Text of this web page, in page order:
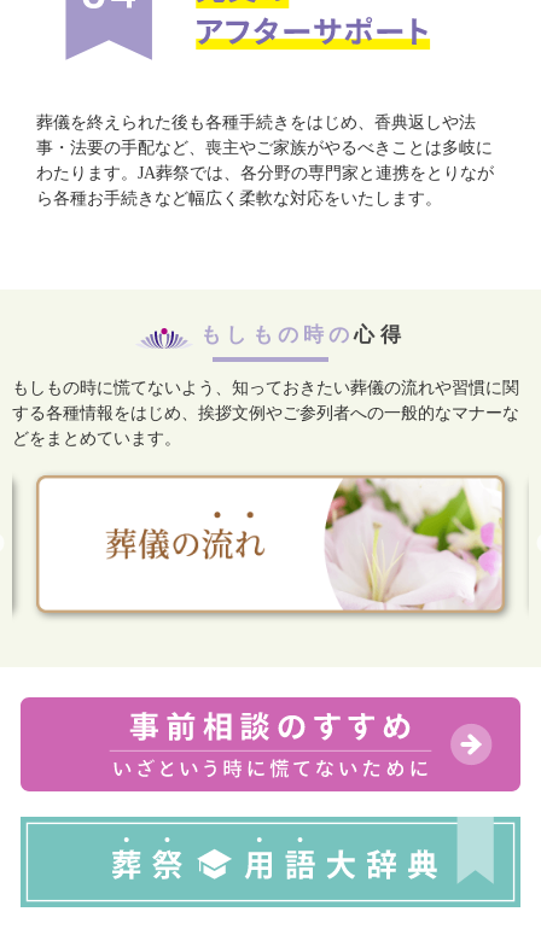
葬儀を終えられた後も各種手続きをはじめ、香典返しや法
事・法要の手配など、喪主やご家族がやるべきことは多岐に
わたります。JA葬祭では、各分野の専門家と連携をとりなが
ら各種お手続きなど幅広く柔軟な対応をいたします。
もしもの時の心得
もしもの時に慌てないよう、知っておきたい葬儀の流れや習慣に関
する各種情報をはじめ、 挨拶文例やご参列者への一般的なマナーな
どをまとめています。